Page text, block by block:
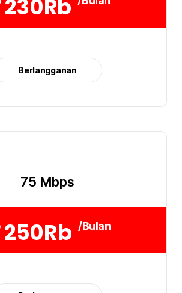
230Rb
Berlangganan
75 Mbps
250Rb /Bulan